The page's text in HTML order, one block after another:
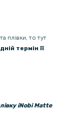
плівки, то тут
термін її
iNobi Matte